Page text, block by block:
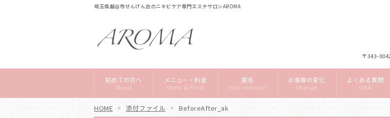
埼玉県越谷市せんげん台のニキビケア専門エステサロンAROMA
〒343-
初めての方へ
About
メニュー・料金
Menu & Price
脱毛
Hair removal
お客様の変化
Change
よくある質問
Q&A
HOME 添付ファイル BeforeAfter_ak